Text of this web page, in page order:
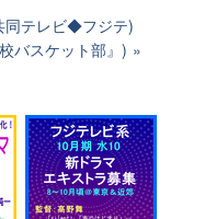
テレビ◆フジテ)
バスケット部』)